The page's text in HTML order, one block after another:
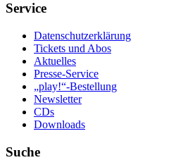
Service
Datenschutzerklärung
Tickets und Abos
Aktuelles
Presse-Service
„play!“-Bestellung
Newsletter
CDs
Downloads
Suche